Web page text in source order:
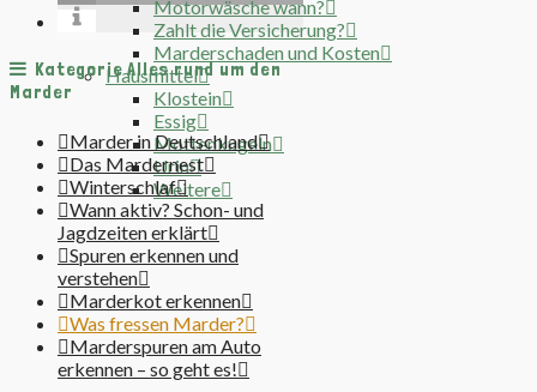
Motorwäsche wann?
Zahlt die Versicherung?
Marderschaden und Kosten
Hausmittel
Klostein
Essig
Mottenkugeln
Urin
Weitere
Kategorie Alles rund um den
Marder
Marder in Deutschland
Das Mardernest
Winterschlaf
Wann aktiv? Schon- und
Jagdzeiten erklärt
Spuren erkennen und
verstehen
Marderkot erkennen
Was fressen Marder?
Marderspuren am Auto
erkennen – so geht es!